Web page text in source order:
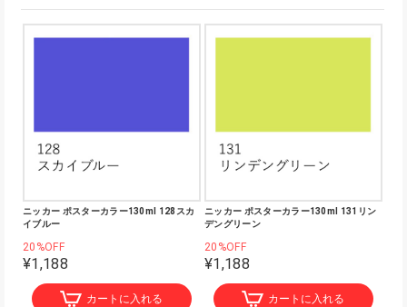
ニッカー ポスターカラー130ml 128スカ
イブルー
20%OFF
¥1,188
カートに入れる
ニッカー ポスターカラー130ml 131リン
デングリーン
20%OFF
¥1,188
カートに入れる